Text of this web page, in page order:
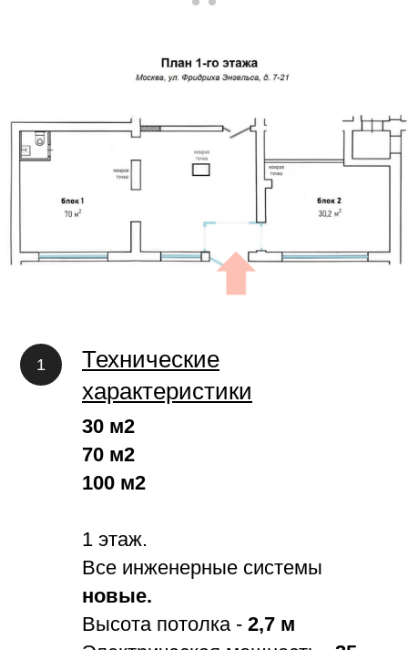
Технические
характеристики
30 м2
70 м2
100 м2
1 этаж.
Все инженерные системы
новые.
Высота потолка - 2,7 м